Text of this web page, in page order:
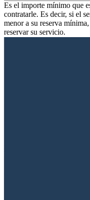
Es el importe mínimo que
contratarle. Es decir, si el
menor a su reserva
reservar su servicio.